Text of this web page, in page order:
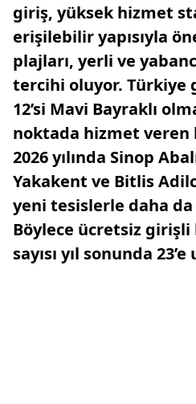
giriş, yüksek hizmet
erişilebilir yapısıyla
plajları, yerli ve
tercihi oluyor. Türkiye
12’si Mavi Bayraklı
noktada hizmet veren
2026 yılında Sinop
Yakakent ve Bitlis
yeni tesislerle daha
Böylece ücretsiz girişli
sayısı yıl sonunda